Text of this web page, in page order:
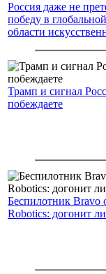
Россия даже не
победу в
области
Трамп и сигнал
побеждаете
Беспилотник Bravo
Robotics: догонит